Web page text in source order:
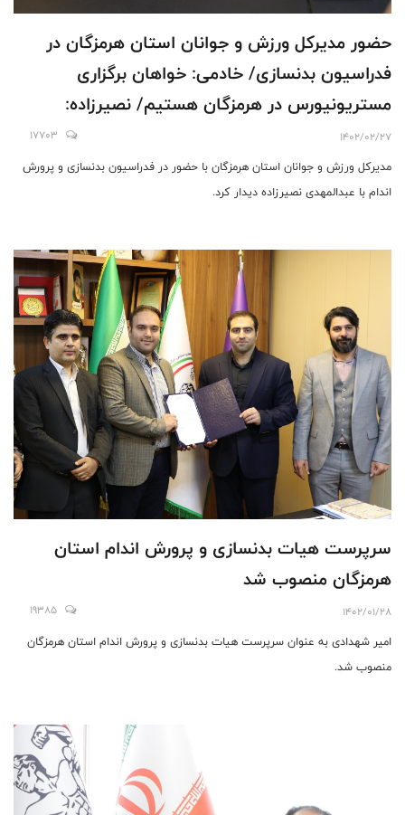
حضور مدیرکل ورزش و جوانان استان هرمزگان در
فدراسیون بدنسازی/ خادمی: خواهان برگزاری
مستریونیورس در هرمزگان هستیم/ نصیرزاده:
پتانسیل هرمزگان در بدنسازی بالاست
1402/02/27
17703
مدیرکل ورزش و جوانان استان هرمزگان با حضور در فدراسیون بدنسازی و پرورش
اندام با عبدالمهدی نصیرزاده دیدار کرد.
سرپرست هیات بدنسازی و پرورش اندام استان
هرمزگان منصوب شد
1402/01/28
19385
امیر شهدادی به عنوان سرپرست هیات بدنسازی و پرورش اندام استان هرمزگان
منصوب شد.